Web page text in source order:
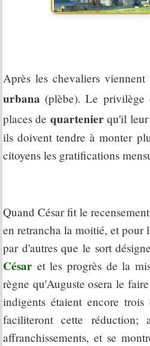
Après les chevaliers
urbana (plèbe). Le
places de quartenierqu'il leur
ils doivent tendre à monter
citoyens les gratifications
Quand César fit le
en retrancha la moitié, et pour
par d'autres que le sort
César et les progrès de la
règne qu'Auguste osera le
indigents étaient encore
faciliteront cette
affranchissements, et se